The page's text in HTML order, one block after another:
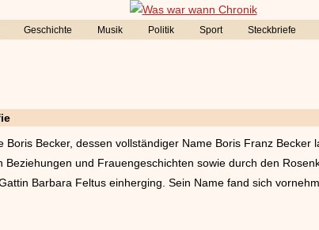
Geschichte Musik Politik Sport Steckbriefe
Boris Becker, dessen vollständiger Name Boris Franz Becker
Beziehungen und Frauengeschichten sowie durch den
Barbara Feltus einherging. Sein Name fand sich